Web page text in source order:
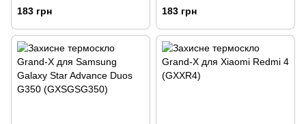
A710F
183 грн
G570F/DS
183 грн